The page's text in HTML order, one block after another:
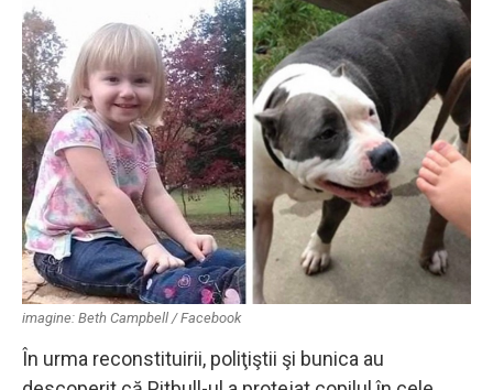
imagine: Beth Campbell / Facebook
În urma reconstituirii, poliţiştii şi bunica au